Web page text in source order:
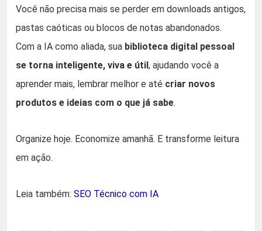
Você não precisa mais se perder em downloads antigos,
pastas caóticas ou blocos de notas abandonados.
Com a IA como aliada, sua biblioteca digital pessoal
se torna inteligente, viva e útil , ajudando você a
aprender mais, lembrar melhor e até criar novos
produtos e ideias com o que já sabe.
Organize hoje. Economize amanhã. E transforme leitura
em ação.
Leia também: SEO Técnico com IA